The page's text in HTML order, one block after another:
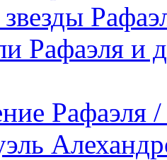
Рафаэля и
Рафаэля